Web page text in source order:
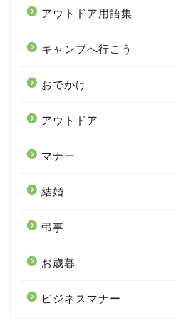
アウトドア用語集
キャンプへ行こう
おでかけ
アウトドア
マナー
結婚
弔事
お歳暮
ビジネスマナー